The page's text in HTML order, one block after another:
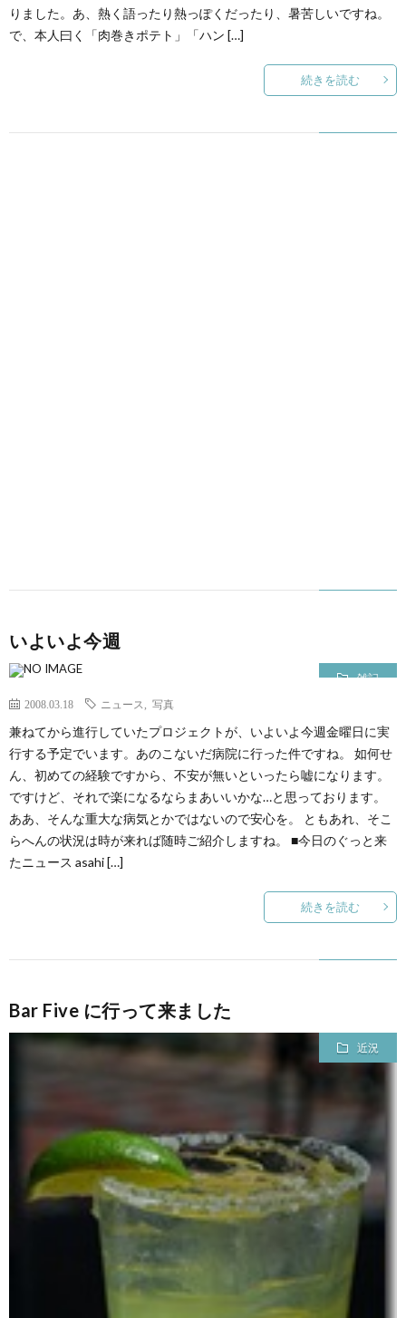
りました。あ、熱く語ったり熱っぽくだったり、暑苦しいですね。
で、本人曰く「肉巻きポテト」「ハン […]
続きを読む
いよいよ今週
雑記
2008.03.18 ニュース 写真
兼ねてから進行していたプロジェクトが、いよいよ今週金曜日に実
行する予定でいます。あのこないだ病院に行った件ですね。 如何せ
ん、初めての経験ですから、不安が無いといったら嘘になります。
ですけど、それで楽になるならまあいいかな…と思っております。
ああ、そんな重大な病気とかではないので安心を。 ともあれ、そこ
らへんの状況は時が来れば随時ご紹介しますね。 ■今日のぐっと来
たニュース asahi […]
続きを読む
Bar Five に行って来ました
近況